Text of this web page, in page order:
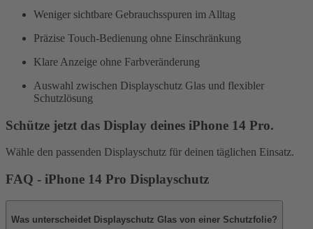
Weniger sichtbare Gebrauchsspuren im Alltag
Präzise Touch-Bedienung ohne Einschränkung
Klare Anzeige ohne Farbveränderung
Auswahl zwischen Displayschutz Glas und flexibler
Schutzlösung
Schütze jetzt das Display deines iPhone 14 Pro.
Wähle den passenden Displayschutz für deinen täglichen Einsatz.
FAQ - iPhone 14 Pro Displayschutz
Was unterscheidet Displayschutz Glas von einer Schutzfolie?